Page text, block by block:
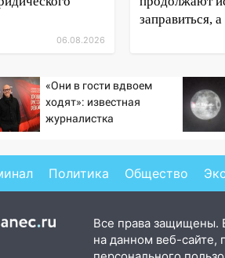
если
и
06.08.2026
заправиться, а
«Они в гости вдвоем
ходят»: известная
журналистка
Политика Общество
Все права защищены.
на данном веб-сайте,